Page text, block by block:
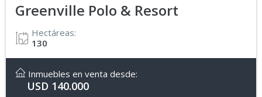
Greenville Polo & Resort
Hectáreas:
130
Inmuebles en venta desde:
USD 140.000